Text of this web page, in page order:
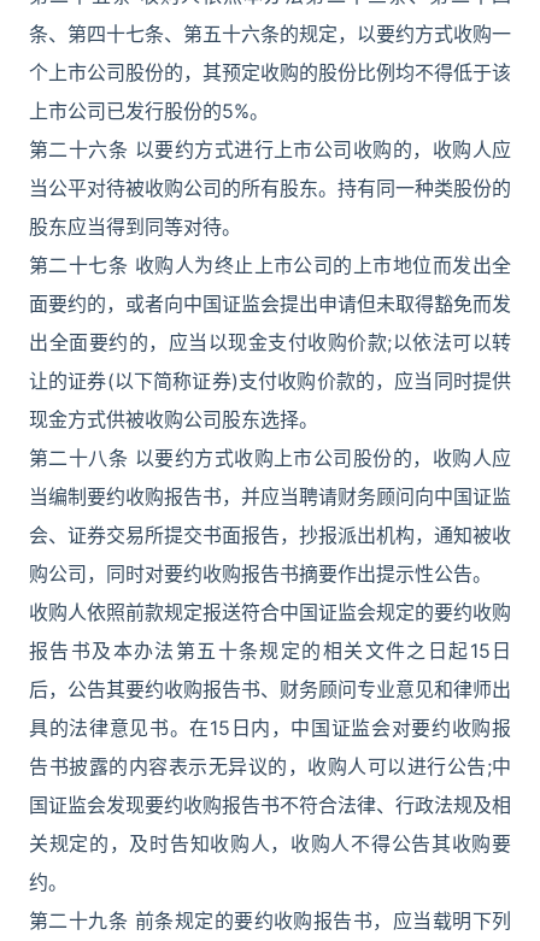
条、第四十七条、第五十六条的规定，以要约方式收购一
个上市公司股份的，其预定收购的股份比例均不得低于该
上市公司已发行股份的5%。
第二十六条 以要约方式进行上市公司收购的，收购人应
当公平对待被收购公司的所有股东。持有同一种类股份的
股东应当得到同等对待。
第二十七条 收购人为终止上市公司的上市地位而发出全
面要约的，或者向中国证监会提出申请但未取得豁免而发
出全面要约的，应当以现金支付收购价款;以依法可以转
让的证券(以下简称证券)支付收购价款的，应当同时提供
现金方式供被收购公司股东选择。
第二十八条 以要约方式收购上市公司股份的，收购人应
当编制要约收购报告书，并应当聘请财务顾问向中国证监
会、证券交易所提交书面报告，抄报派出机构，通知被收
购公司，同时对要约收购报告书摘要作出提示性公告。
收购人依照前款规定报送符合中国证监会规定的要约收购
报告书及本办法第五十条规定的相关文件之日起15日
后，公告其要约收购报告书、财务顾问专业意见和律师出
具的法律意见书。在15日内，中国证监会对要约收购报
告书披露的内容表示无异议的，收购人可以进行公告;中
国证监会发现要约收购报告书不符合法律、行政法规及相
关规定的，及时告知收购人，收购人不得公告其收购要
约。
第二十九条 前条规定的要约收购报告书，应当载明下列